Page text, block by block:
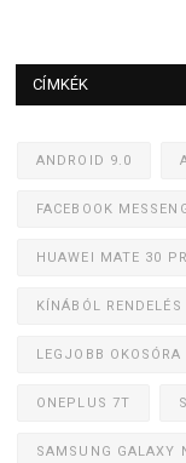
CÍMKÉK
ANDROID 9.0
FACEBOOK
HUAWEI MATE 30
KÍNÁBÓL RENDELÉS
LEGJOBB OKOSÓRA
ONEPLUS 7T
SAMSUNG GALAXY